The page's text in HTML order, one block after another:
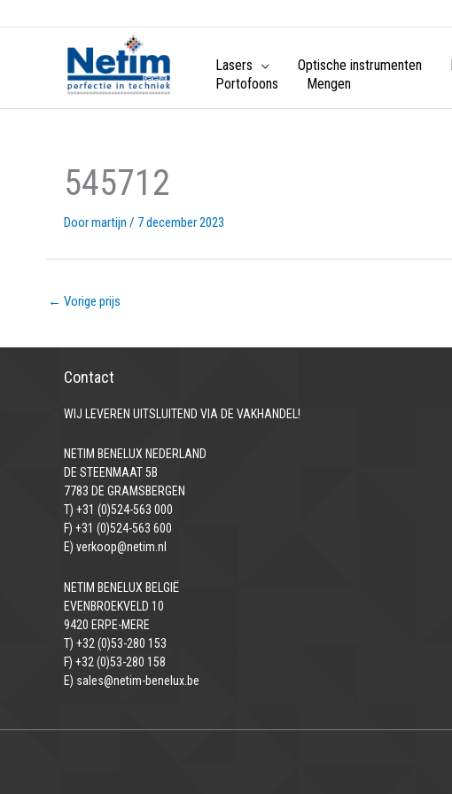
Lasers Optische instrumenten
Portofoons
Mengen
545712
Doormartijn / 7 december 2023
← Vorige prijs
Contact
WIJ LEVEREN UITSLUITEND VIA DE VAKHANDEL!
NETIM BENELUX NEDERLAND
DE STEENMAAT 5B
7783 DE GRAMSBERGEN
T) +31 (0)524-563 000
F) +31 (0)524-563 600
E) verkoop@netim.nl
NETIM BENELUX BELGIË
EVENBROEKVELD 10
9420 ERPE-MERE
T) +32 (0)53-280 153
F) +32 (0)53-280 158
E) sales@netim-benelux.be